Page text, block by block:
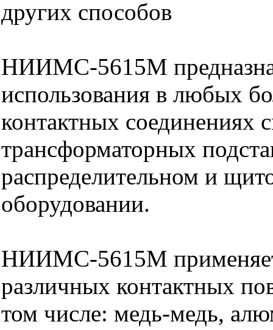
других способов
НИИМС-5615М
использования в любых
контактных соединениях
трансформаторных
распределительном и
оборудовании.
НИИМС-5615М
различных контактных
том числе: медь-медь,